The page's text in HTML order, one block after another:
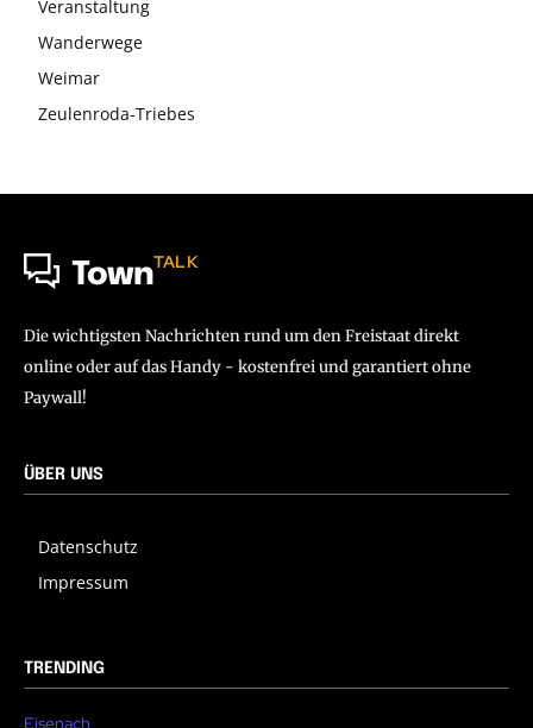
Veranstaltung
Wanderwege
Weimar
Zeulenroda-Triebes
TownTALK
Die wichtigsten Nachrichten rund um den Freistaat direkt
online oder auf das Handy - kostenfrei und garantiert ohne
Paywall!
ÜBER UNS
Datenschutz
Impressum
TRENDING
Eisenach